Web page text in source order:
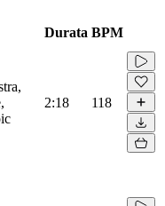
Durata BPM
2:18 118